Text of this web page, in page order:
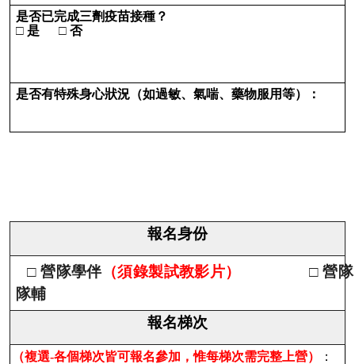
是否已完成三劑疫苗接種？
□ 是 □ 否
是否有特殊身心狀況（如過敏、氣喘、藥物服用等）：
報名身份
□ 營隊學伴（須錄製試教影片）
□ 營隊
隊輔
報名梯次
（複選-各個梯次皆可報名參加，惟每梯次需完整上營）
：